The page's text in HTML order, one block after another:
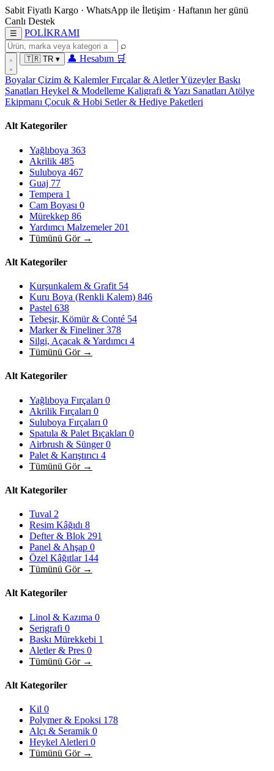
Sabit Fiyatlı Kargo · WhatsApp ile İletişim · Haftanın her günü
Canlı Destek
☰ POLİKRAMI
⌕
🇹🇷 TR ▾ 👤 Hesabım 🛒
BoyalarÇizim & KalemlerFırçalar & AletlerYüzeylerBaskı
Sanatları Heykel & Modelleme Kaligrafi & Yazı Sanatları Atölye
Ekipmanı Çocuk & Hobi Setler & Hediye Paketleri
Alt Kategoriler
Yağlıboya 363
Akrilik 485
Suluboya 467
Guaj 77
Tempera 1
Cam Boyası 0
Mürekkep 86
Yardımcı Malzemeler 201
Tümünü Gör →
Alt Kategoriler
Kurşunkalem & Grafit 54
Kuru Boya (Renkli Kalem) 846
Pastel 638
Tebeşir, Kömür & Conté 54
Marker & Fineliner378
Silgi, Açacak & Yardımcı 4
Tümünü Gör →
Alt Kategoriler
Yağlıboya Fırçaları 0
Akrilik Fırçaları 0
Suluboya Fırçaları 0
Spatula & Palet Bıçakları 0
Airbrush & Sünger0
Palet & Karıştırıcı 4
Tümünü Gör →
Alt Kategoriler
Tuval 2
Resim Kâğıdı 8
Defter & Blok 291
Panel & Ahşap 0
Özel Kâğıtlar 144
Tümünü Gör →
Alt Kategoriler
Linol & Kazıma 0
Serigrafi 0
Baskı Mürekkebi 1
Aletler & Pres 0
Tümünü Gör →
Alt Kategoriler
Kil 0
Polymer & Epoksi 178
Alçı & Seramik 0
Heykel Aletleri 0
Tümünü Gör →